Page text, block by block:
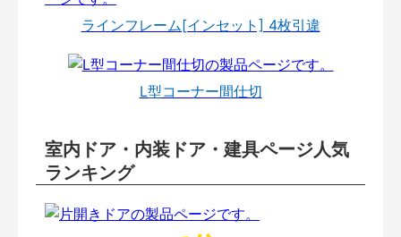
ラインフレーム[インセット] 4枚引違
L型コーナー間仕切
室内ドア・内装ドア・建具ページ人気
ランキング